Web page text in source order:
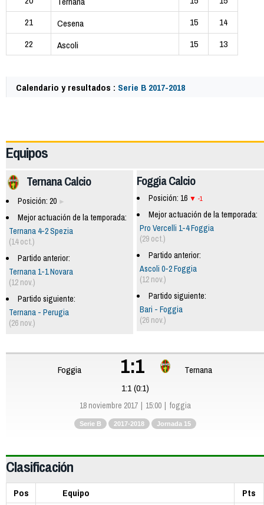
21
Cesena 15
14
22
Ascoli 15 13
Calendario y resultados : Serie B 2017-2018
Equipos
Foggia Calcio
Posición: 16 -1
Mejor actuación de la temporada:
Pro Vercelli 1-4 Foggia
(29 oct.)
Partido anterior:
Ascoli 0-2 Foggia
(12 nov.)
Partido siguiente:
Bari - Foggia
(26 nov.)
Ternana Calcio
Posición: 20
Mejor actuación de la temporada:
Ternana 4-2 Spezia
(14 oct.)
Partido anterior:
Ternana 1-1 Novara
(12 nov.)
Partido siguiente:
Ternana - Perugia
(26 nov.)
Foggia 1:1
Ternana
1:1 (0:1)
18 noviembre 2017 15:00 foggia
Serie B 2017-2018 Jornada 15
Clasificación
Pos Equipo Pts